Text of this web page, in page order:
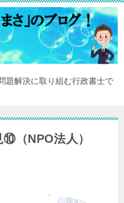
題解決に取り組む行政書士で
（NPO法人）